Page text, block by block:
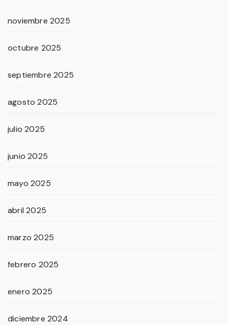
noviembre 2025
octubre 2025
septiembre 2025
agosto 2025
julio 2025
junio 2025
mayo 2025
abril 2025
marzo 2025
febrero 2025
enero 2025
diciembre 2024